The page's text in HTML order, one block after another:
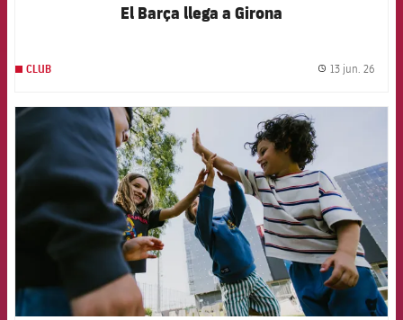
El Barça llega a Girona
CLUB 13 jun. 26
FCB Barcelona badge